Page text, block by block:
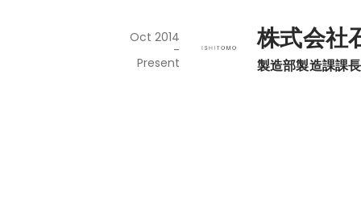
株式会社
製造部製造課課長
Oct 2014
-
Present